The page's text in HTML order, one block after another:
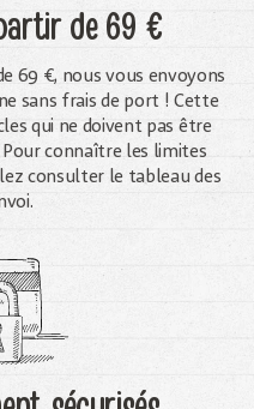
de 69 €
69 €, nous vous envoyons
sans frais de port ! Cette
qui ne doivent pas être
connaître les limites
consulter le tableau des